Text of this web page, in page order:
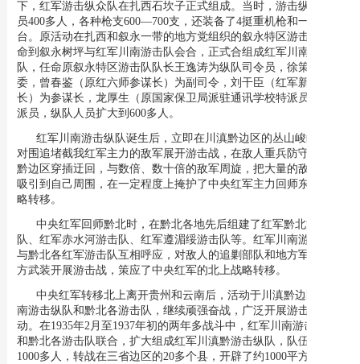
下，红军游击纵众队在扎西石坎子正式组成。当时，游击纵队有队
员400多人，各种枪支600—700支，还装备了4挺重机枪和一部电
台。原活动在扎西和叙永一带的地方党组织的叙永特区游击队，奉
命到叙永树坪与红军川南游击队会合，正式合组成红军川南游击纵
队，任命原叙永特区游击队队长王逸涛为纵队司令员，徐策为政
委，曾春鉴（原红六师参谋长）为副司令，刘干臣（红军新编师师
长）为参谋长，龙厚生（原国家保卫局派驻通讯学校特派员）为特
派员，纵队人员扩大到600多人。
红军川南游击纵队诞生后，立即在川滇黔边区的丛山峻岭中，
对围追堵截我红军主力的敌军展开游击战，在敌人重兵防守的川滇
黔边区穿插迂回，与数倍、数十倍的敌军周旋，把大量的敌人兵力
吸引到自己周围，在一定程度上掩护了中央红军主力回师东进和战
略转移。
中央红军回师黔北时，在黔北各地先后组建了红军黔北游击
队、红军赤水河游击队、红军遵湄绥游击队等。红军川南游击纵队
与黔北各红军游击队互相呼应，对敌人的追剿部队和地方军阀及地
方武装开展游击战，策应了中央红军的北上战略转移。
中央红军转移北上离开贵州和云南后，活动于川滇黔边区的川
南游击纵队和黔北各游击队，继续顽强奋战，广泛开展游击战活
动。在1935年2月至1937年初的两年多战斗中，红军川南游击纵队
和黔北各游击队联合，扩大组成红军川滇黔游击纵队，队伍扩大到
1000多人，转战在三省边区的20多个县，开辟了约1000平方公里的